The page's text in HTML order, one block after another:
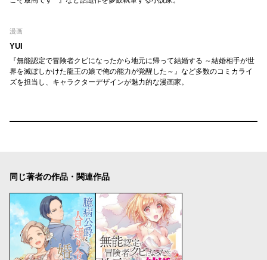
漫画
YUI
『無能認定で冒険者クビになったから地元に帰って結婚する ～結婚相手が世
界を滅ぼしかけた龍王の娘で俺の能力が覚醒した～』など多数のコミカライ
ズを担当し、キャラクターデザインが魅力的な漫画家。
同じ著者の作品・関連作品